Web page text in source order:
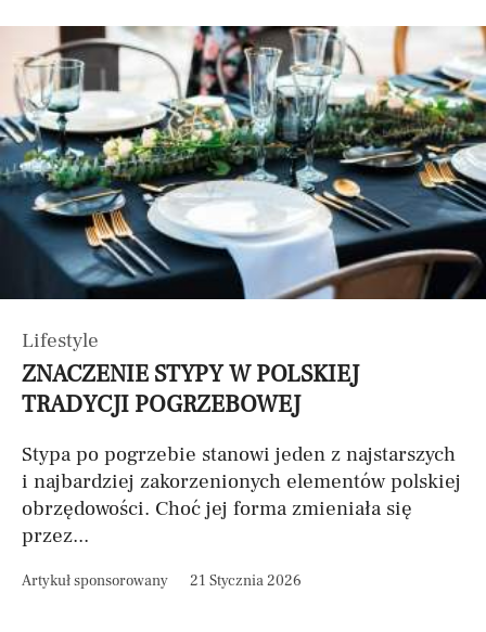
Lifestyle
ZNACZENIE STYPY W POLSKIEJ
TRADYCJI POGRZEBOWEJ
Stypa po pogrzebie stanowi jeden z najstarszych
i najbardziej zakorzenionych elementów polskiej
obrzędowości. Choć jej forma zmieniała się
przez...
Artykuł sponsorowany 21 Stycznia 2026